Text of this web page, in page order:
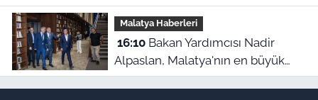
kapanış gösterisi
Malatya Haberleri
16:10Bakan Yardımcısı Nadir
Alpaslan, Malatya'nın en büyük
kütüphanesini inceledi